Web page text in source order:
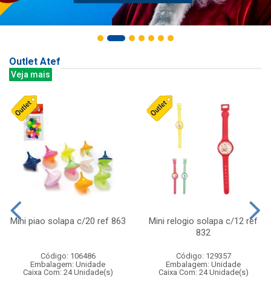
Outlet Atef
Veja mais
Mini piao solapa c/20 ref 863
Código: 106486
Embalagem: Unidade
Caixa Com: 24 Unidade(s)
Mini relogio solapa c/12 ref
832
Código: 129357
Embalagem: Unidade
Caixa Com: 24 Unidade(s)